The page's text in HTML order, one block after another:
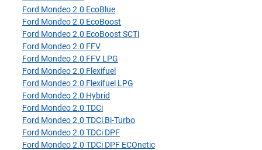
Ford Mondeo 2.0 EcoBlue
Ford Mondeo 2.0 EcoBoost
Ford Mondeo 2.0 EcoBoost SCTi
Ford Mondeo 2.0 FFV
Ford Mondeo 2.0 FFV LPG
Ford Mondeo 2.0 Flexifuel
Ford Mondeo 2.0 Flexifuel LPG
Ford Mondeo 2.0 Hybrid
Ford Mondeo 2.0 TDCi
Ford Mondeo 2.0 TDCi Bi-Turbo
Ford Mondeo 2.0 TDCi DPF
Ford Mondeo 2.0 TDCi DPF ECOnetic